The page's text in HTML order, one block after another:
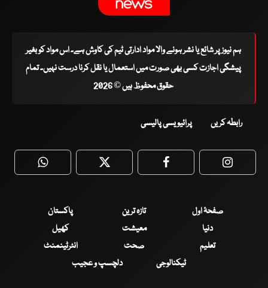
ہم نیوز پر شائع یا نشر ہونے والا مواد ادارتی ٹیم کی کاوش ہے۔ اس مواد کو بغیر
پیشگی اجازت کسی بھی صورت میں استعمال یا نقل کرنا درست نہیں۔ تمام
حقوق محفوظ ہیں © 2026
رابطہ کریں پرائیویسی پالیسی
WhatsApp Twitter Facebook
صفحۂ اول تازہ ترین
پاکستان
دنیا
معیشت
کھیل
تعلیم
صحت
انٹرٹینمنٹ
ٹیکنالوجی
دلچسپ و عجیب